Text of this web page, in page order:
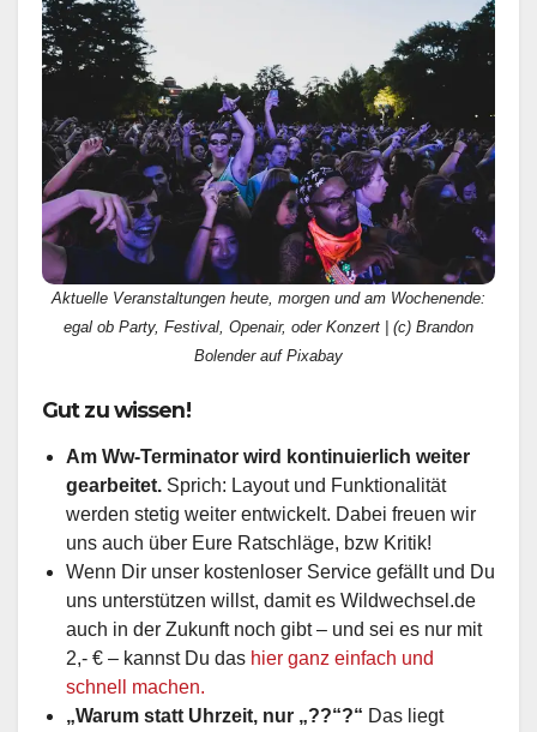
Aktuelle Veranstaltungen heute, morgen und am Wochenende:
egal ob Party, Festival, Openair, oder Konzert | (c) Brandon
Bolender auf Pixabay
Gut zu wissen!
Am Ww-Terminator wird kontinuierlich weiter
gearbeitet. Sprich: Layout und Funktionalität
werden stetig weiter entwickelt. Dabei freuen wir
uns auch über Eure Ratschläge, bzw Kritik!
Wenn Dir unser kostenloser Service gefällt und Du
uns unterstützen willst, damit es Wildwechsel.de
auch in der Zukunft noch gibt – und sei es nur mit
2,- € – kannst Du das hier ganz einfach und
schnell machen.
„Warum statt Uhrzeit, nur „??“?“ Das liegt